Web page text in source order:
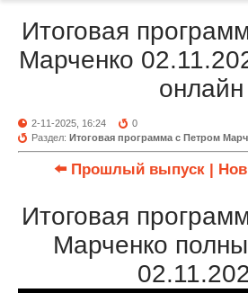
Итоговая
Марченко
онлайн
2-11-2025, 16:24
0
Раздел: Итоговая программа с Петром
⬅️ Прошлый выпуск |
Итоговая
Марченко